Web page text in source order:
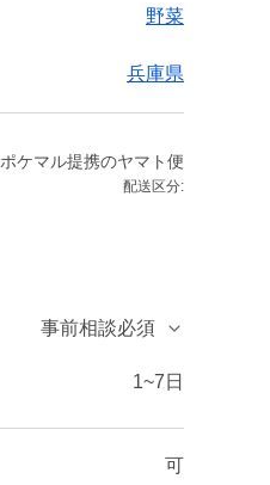
野菜
兵庫県
ポケマル提携のヤマト便
配送区分:
事前相談必須
1~7日
可